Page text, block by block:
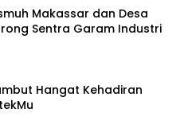
Makassar dan Desa
Sentra Garam Industri
Hangat Kehadiran